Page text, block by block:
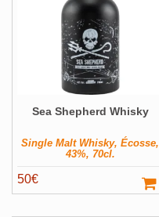
Sea Shepherd Whisky
Single Malt Whisky, Écosse,
43%, 70cl.
50€